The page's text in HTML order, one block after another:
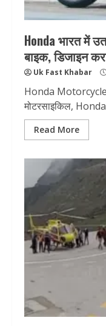
Honda भारत में
बाइक, डिजाइन
Uk Fast Khabar
Honda Motorcycle
मोटरसाइकिल,
Read More